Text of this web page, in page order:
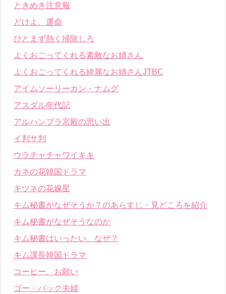
ときめき注意報
どけよ、運命
ひとまず熱く掃除しろ
よくおごってくれる素敵なお姉さん
よくおごってくれる綺麗なお姉さんJTBC
アイムソーリーカン・ナムグ
アスダル年代記
アルハンブラ宮殿の思い出
イ判サ判
ウラチャチャワイキキ
カネの花韓国ドラマ
キツネの花嫁星
キム秘書がなぜそうか？のあらすじ・見どころを紹介
キム秘書がなぜそうなのか
キム秘書はいったい、なぜ？
キム課長韓国ドラマ
コーヒー、お願い
ゴー・バック夫婦